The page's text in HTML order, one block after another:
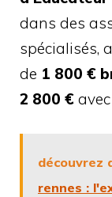
dans des
spécialisés,
de 1 800 €
2 800 €
découvrez
rennes :